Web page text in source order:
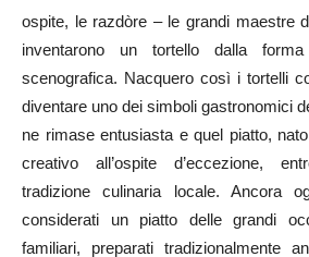
ospite, le razdòre – le grandi maestre
inventarono un tortello dalla
scenografica. Nacquero così i tortelli
diventare uno dei simboli gastronomici
ne rimase entusiasta e quel piatto,
creativo all’ospite d’eccezione,
tradizione culinaria locale. Ancora
considerati un piatto delle grandi
familiari, preparati tradizionalmente